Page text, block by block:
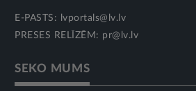
E-PASTS:
lvportals@lv.lv
PRESES RELĪZĒM: pr@lv.lv
SEKO MUMS